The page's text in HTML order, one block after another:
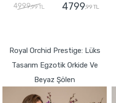
4999,99 TL 4799,99 TL
Royal Orchid Prestige: Lüks
Tasarım Egzotik Orkide Ve
Beyaz Şölen